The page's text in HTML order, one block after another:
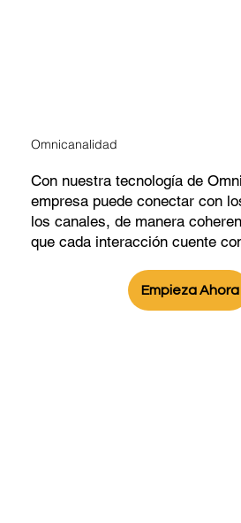
Omnicanalidad
Con nuestra tecnología de
empresa puede conectar con
los canales, de manera
que cada interacción cuente
Empieza Ahora